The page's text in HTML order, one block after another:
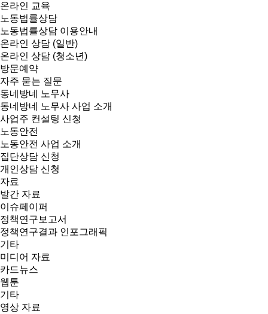
온라인 교육
노동법률상담
노동법률상담 이용안내
온라인 상담 (일반)
온라인 상담 (청소년)
방문예약
자주 묻는 질문
동네방네 노무사
동네방네 노무사 사업 소개
사업주 컨설팅 신청
노동안전
노동안전 사업 소개
집단상담 신청
개인상담 신청
자료
발간 자료
이슈페이퍼
정책연구보고서
정책연구결과 인포그래픽
기타
미디어 자료
카드뉴스
웹툰
기타
영상 자료